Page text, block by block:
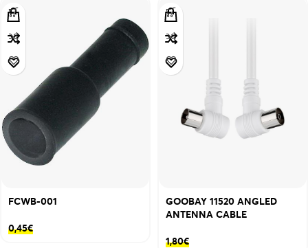
FCWB-001
0,45€
GOOBAY 11520 ANGLED
ANTENNA CABLE
1,80€